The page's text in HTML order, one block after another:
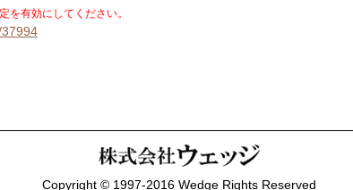
を有効にしてください。
Copyright © 1997-2016 Wedge Rights Reserved